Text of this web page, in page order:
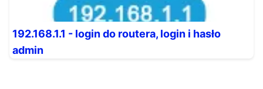
192.168.1.1 - login do routera, login i hasło
admin